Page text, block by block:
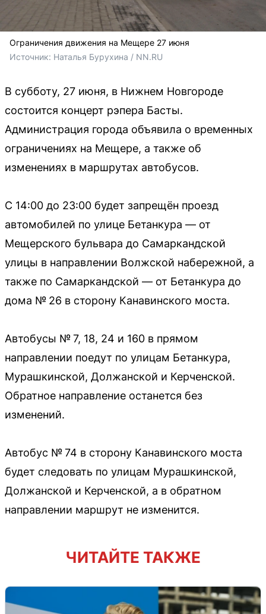
Ограничения движения на Мещере 27 июня
Источник: Наталья Бурухина / NN.RU
В субботу, 27 июня, в Нижнем Новгороде
состоится концерт рэпера Басты.
Администрация города объявила о временных
ограничениях на Мещере, а также об
изменениях в маршрутах автобусов.
С 14:00 до 23:00 будет запрещён проезд
автомобилей по улице Бетанкура — от
Мещерского бульвара до Самаркандской
улицы в направлении Волжской набережной, а
также по Самаркандской — от Бетанкура до
дома № 26 в сторону Канавинского моста.
Автобусы № 7, 18, 24 и 160 в прямом
направлении поедут по улицам Бетанкура,
Мурашкинской, Должанской и Керченской.
Обратное направление останется без
изменений.
Автобус № 74 в сторону Канавинского моста
будет следовать по улицам Мурашкинской,
Должанской и Керченской, а в обратном
направлении маршрут не изменится.
ЧИТАЙТЕ ТАКЖЕ